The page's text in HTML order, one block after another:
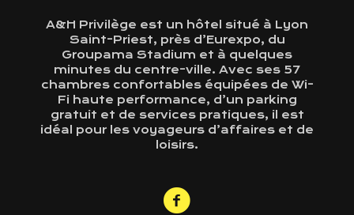
A&H Privilège est un hôtel situé à Lyon
Saint-Priest, près d’Eurexpo, du
Groupama Stadium et à quelques
minutes du centre-ville. Avec ses 57
chambres confortables équipées de Wi-
Fi haute performance, d’un parking
gratuit et de services pratiques, il est
idéal pour les voyageurs d’affaires et de
loisirs.